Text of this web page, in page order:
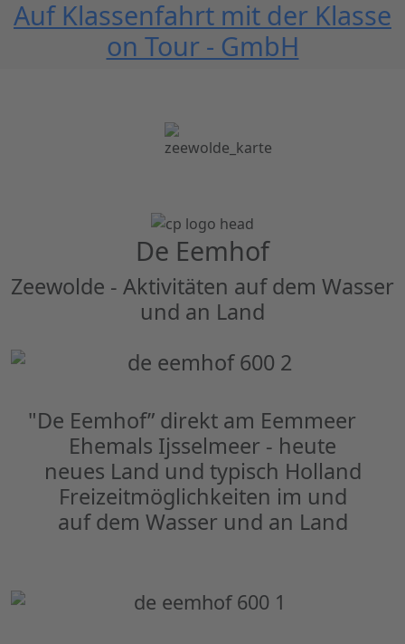
Auf Klassenfahrt mit der Klasse
on Tour - GmbH
De Eemhof
Zeewolde - Aktivitäten auf dem Wasser
und an Land
"De Eemhof” direkt am Eemmeer
Ehemals Ijsselmeer - heute
neues Land und typisch Holland
Freizeitmöglichkeiten im und
auf dem Wasser und an Land